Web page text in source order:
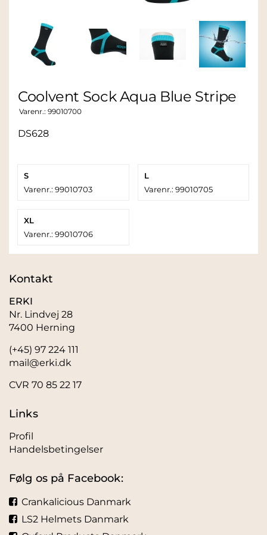
Coolvent Sock Aqua Blue Stripe
Varenr.: 99010700
DS628
S
Varenr.: 99010703
L
Varenr.: 99010705
XL
Varenr.: 99010706
Kontakt
ERKI
Nr. Lindvej 28
7400 Herning
(+45) 97 224 111
mail@erki.dk
CVR 70 85 22 17
Links
Profil
Handelsbetingelser
Følg os på Facebook:
Crankalicious Danmark
LS2 Helmets Danmark